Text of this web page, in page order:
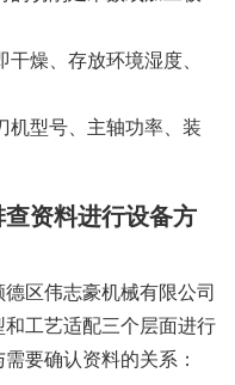
燥、存放环境湿度、
机型号、主轴功率、装
资料进行设备方
区伟志豪机械有限公司
工艺适配三个层面进行
要确认资料的关系：